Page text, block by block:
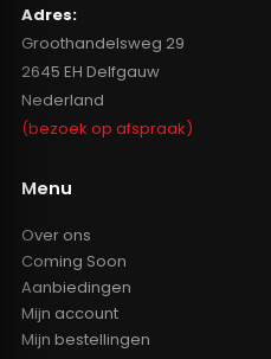
Adres:
Groothandelsweg 29
2645 EH Delfgauw
Nederland
(bezoek op afspraak)
Menu
Over ons
Coming Soon
Aanbiedingen
Mijn account
Mijn bestellingen